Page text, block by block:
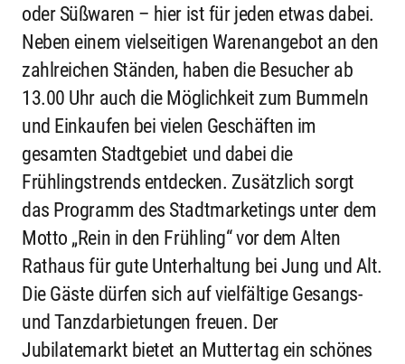
oder Süßwaren – hier ist für jeden etwas dabei.
Neben einem vielseitigen Warenangebot an den
zahlreichen Ständen, haben die Besucher ab
13.00 Uhr auch die Möglichkeit zum Bummeln
und Einkaufen bei vielen Geschäften im
gesamten Stadtgebiet und dabei die
Frühlingstrends entdecken. Zusätzlich sorgt
das Programm des Stadtmarketings unter dem
Motto „Rein in den Frühling“ vor dem Alten
Rathaus für gute Unterhaltung bei Jung und Alt.
Die Gäste dürfen sich auf vielfältige Gesangs-
und Tanzdarbietungen freuen. Der
Jubilatemarkt bietet an Muttertag ein schönes